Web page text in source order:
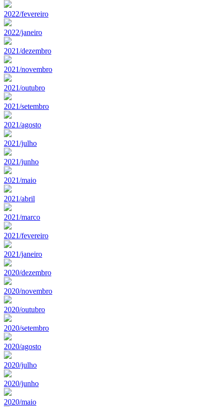
2022/fevereiro
2022/janeiro
2021/dezembro
2021/novembro
2021/outubro
2021/setembro
2021/agosto
2021/julho
2021/junho
2021/maio
2021/abril
2021/marco
2021/fevereiro
2021/janeiro
2020/dezembro
2020/novembro
2020/outubro
2020/setembro
2020/agosto
2020/julho
2020/junho
2020/maio